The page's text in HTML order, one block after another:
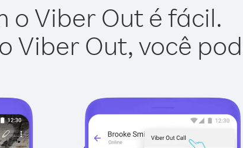
o Viber Out é fácil.
Viber Out, você